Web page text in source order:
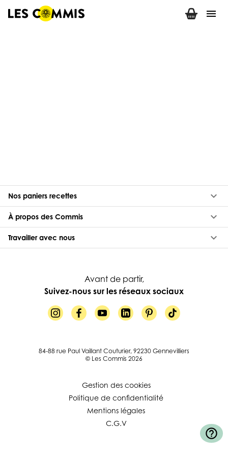
menu
Nos paniers recettes keyboard_arrow_down
À propos des Commis keyboard_arrow_down
Travailler avec nous keyboard_arrow_down
Avant de partir,
Suivez-nous sur les réseaux sociaux
84-88 rue Paul Vaillant Couturier, 92230 Gennevilliers
© Les Commis 2026
Gestion des cookies
Politique de confidentialité
Mentions légales
C.G.V
help_outline